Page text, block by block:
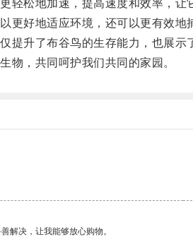
松地加速，提高速度和效率，让
好地适应环境，还可以更有效地
升了布谷鸟的生存能力，也展示
，共同呵护我们共同的家园。
解决，让我能够放心购物。